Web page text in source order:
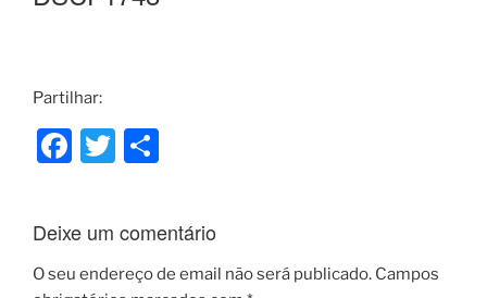
Partilhar:
F
e
b
T
er
ar
e
Deixe um comentário
O seu endereço de email não será publicado. Campos